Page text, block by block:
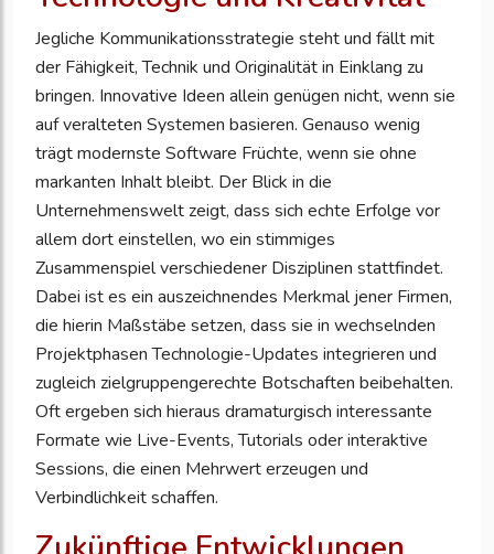
Jegliche Kommunikationsstrategie steht und fällt mit
der Fähigkeit, Technik und Originalität in Einklang zu
bringen. Innovative Ideen allein genügen nicht, wenn sie
auf veralteten Systemen basieren. Genauso wenig
trägt modernste Software Früchte, wenn sie ohne
markanten Inhalt bleibt. Der Blick in die
Unternehmenswelt zeigt, dass sich echte Erfolge vor
allem dort einstellen, wo ein stimmiges
Zusammenspiel verschiedener Disziplinen stattfindet.
Dabei ist es ein auszeichnendes Merkmal jener Firmen,
die hierin Maßstäbe setzen, dass sie in wechselnden
Projektphasen Technologie-Updates integrieren und
zugleich zielgruppengerechte Botschaften beibehalten.
Oft ergeben sich hieraus dramaturgisch interessante
Formate wie Live-Events, Tutorials oder interaktive
Sessions, die einen Mehrwert erzeugen und
Verbindlichkeit schaffen.